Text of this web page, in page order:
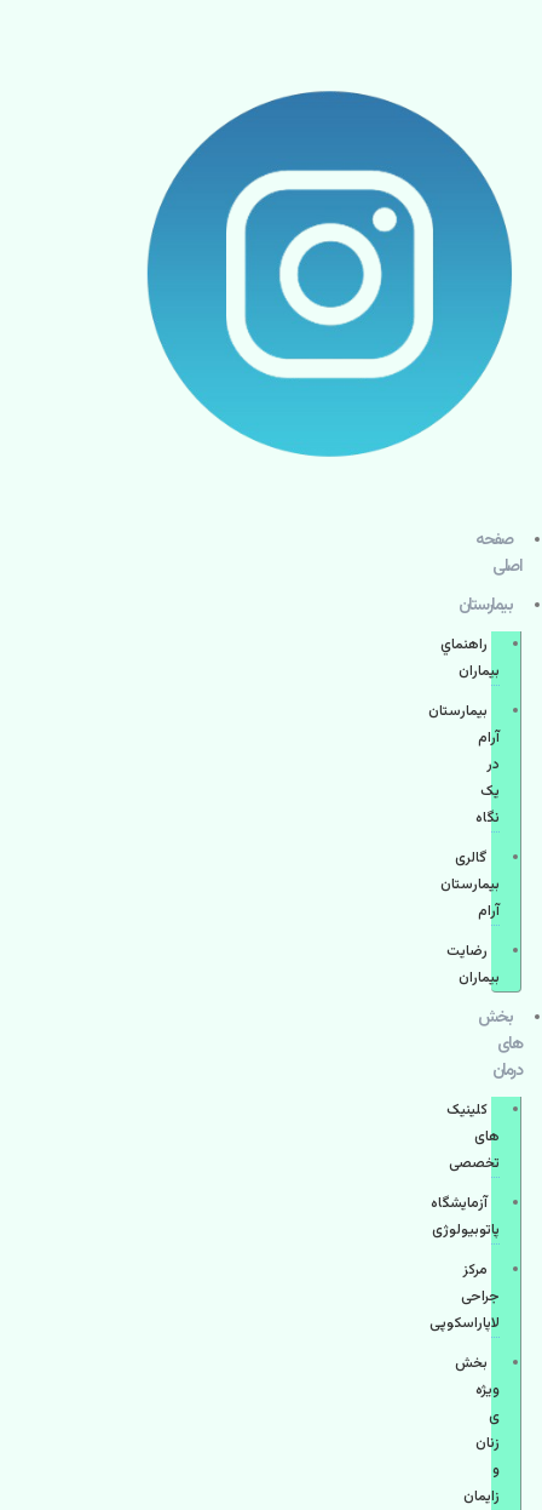
صفحه
اصلی
بيمارستان
راهنماي
بیماران
بیمارستان
آرام
در
یک
نگاه
گالری
بیمارستان
آرام
رضایت
بیماران
بخش
های
درمان
کلینیک
های
تخصصی
آزمایشگاه
پاتوبیولوژی
مرکز
جراحی
لاپاراسکوپی
بخش
ویژه
ی
زنان
و
زایمان